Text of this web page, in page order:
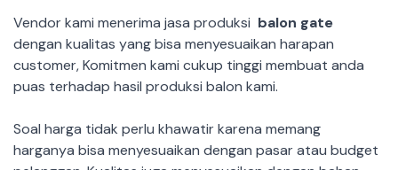
Vendor kami menerima jasa produksi balon gate
dengan kualitas yang bisa menyesuaikan harapan
customer, Komitmen kami cukup tinggi membuat anda
puas terhadap hasil produksi balon kami.
Soal harga tidak perlu khawatir karena memang
harganya bisa menyesuaikan dengan pasar atau budget